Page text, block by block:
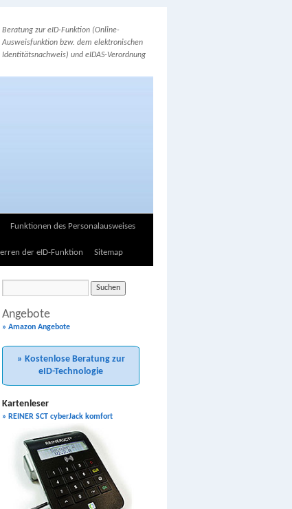
Beratung zur eID-Funktion (Online-
Ausweisfunktion bzw. dem elektronischen
Identitätsnachweis) und eIDAS-Verordnung
Funktionen des Personalausweises
der eID-Funktion Sitemap
Angebote
» Amazon Angebote
» Kostenlose Beratung zur
eID-Technologie
Kartenleser
» REINER SCT cyberJack komfort